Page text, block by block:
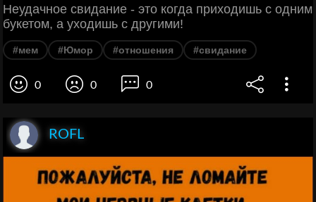
Неудачное свидание - это когда приходишь с одним
букетом, а уходишь с другими!
#мем #Юмор #отношения #свидание
0 0 0
ROFL